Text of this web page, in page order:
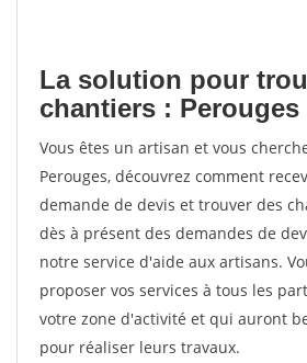
La solution pour
chantiers : Perouges
Vous êtes un artisan et vous
Perouges, découvrez comment
demande de devis et trouver des
dès à présent des demandes de
notre service d'aide aux artisans.
proposer vos services à tous les
votre zone d'activité et qui auront
pour réaliser leurs travaux.